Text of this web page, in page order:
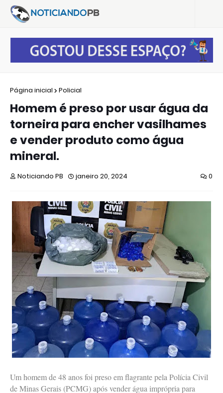
Página inicial Policial
Homem é preso por usar água da
torneira para encher vasilhames
e vender produto como água
mineral.
Noticiando PB janeiro 20, 2024 0
Um homem de 48 anos foi preso em flagrante pela Polícia Civil
de Minas Gerais (PCMG) após vender água imprópria para